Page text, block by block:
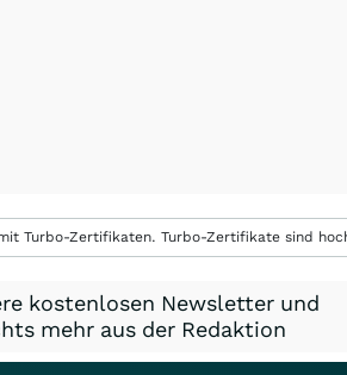
Turbo-Zertifikaten. Turbo-Zertifikate sind
kostenlosen Newsletter und
mehr aus der Redaktion